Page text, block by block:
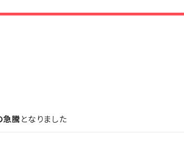
急騰となりました